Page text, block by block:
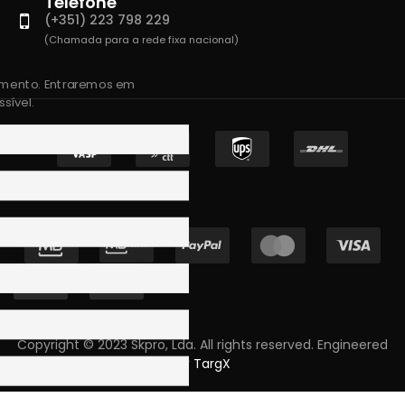
(+351) 223 798 229
(Chamada para a rede fixa nacional)
Copyright © 2023 Skpro, Lda. All rights reserved. Engineered
by TargX
Entraremos em